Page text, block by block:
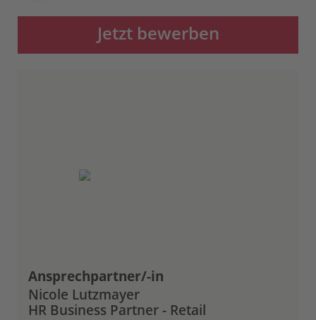
Jetzt bewerben
Ansprechpartner/-in
Nicole Lutzmayer
HR Business Partner - Retail